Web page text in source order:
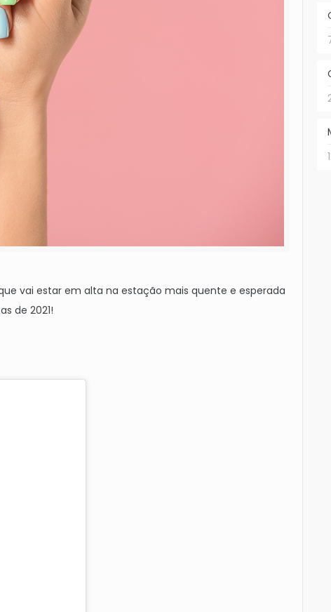
vai estar em alta na estação mais quente e esperada
de 2021!